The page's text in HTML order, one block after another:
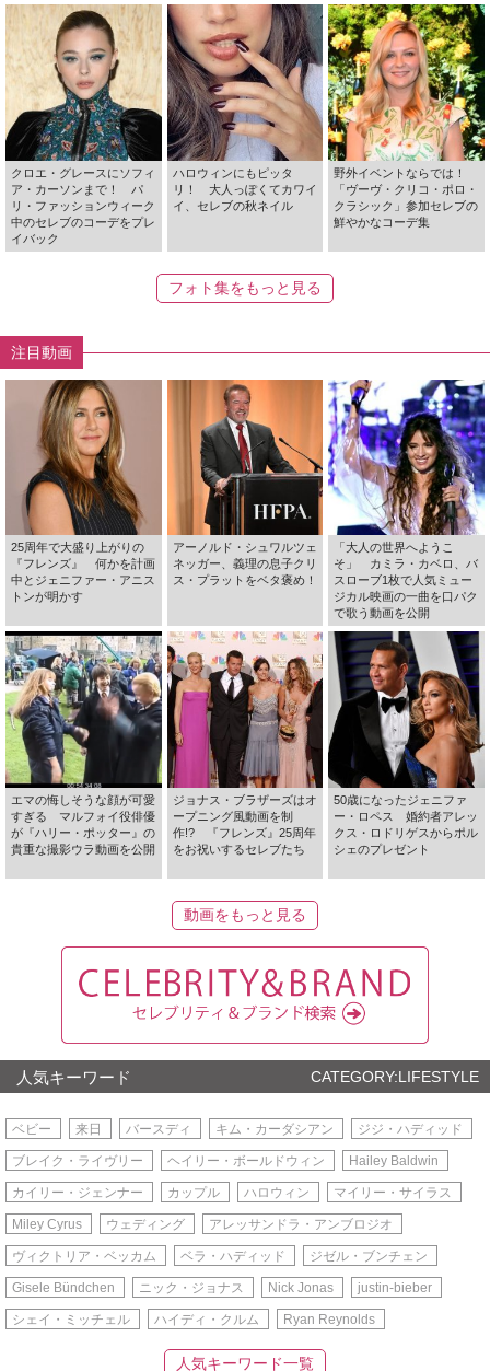
クロエ・グレースにソフィ
ア・カーソンまで！ パ
リ・ファッションウィーク
中のセレブのコーデをプレ
イバック
ハロウィンにもピッタ
リ！ 大人っぽくてカワイ
イ、セレブの秋ネイル
野外イベントならでは！
「ヴーヴ・クリコ・ポロ・
クラシック」参加セレブの
鮮やかなコーデ集
フォト集をもっと見る
注目動画
25周年で大盛り上がりの
『フレンズ』 何かを計画
中とジェニファー・アニス
トンが明かす
アーノルド・シュワルツェ
ネッガー、義理の息子クリ
ス・プラットをベタ褒め！
「大人の世界へようこ
そ」 カミラ・カベロ、バ
スローブ1枚で人気ミュー
ジカル映画の一曲を口パク
で歌う動画を公開
エマの悔しそうな顔が可愛
すぎる マルフォイ役俳優
が『ハリー・ポッター』の
貴重な撮影ウラ動画を公開
ジョナス・ブラザーズはオ
ープニング風動画を制
作!? 『フレンズ』25周年
をお祝いするセレブたち
50歳になったジェニファ
ー・ロペス 婚約者アレッ
クス・ロドリゲスからポル
シェのプレゼント
動画をもっと見る
人気キーワード CATEGORY:LIFESTYLE
ベビー 来日 バースディ キム・カーダシアン ジジ・ハディッド
ブレイク・ライヴリー ヘイリー・ボールドウィン Hailey Baldwin
カイリー・ジェンナー カップル ハロウィン マイリー・サイラス
Miley Cyrus ウェディング アレッサンドラ・アンブロジオ
ヴィクトリア・ベッカム ベラ・ハディッド ジゼル・ブンチェン
Gisele Bündchen ニック・ジョナス Nick Jonas justin-bieber
シェイ・ミッチェル ハイディ・クルム Ryan Reynolds
人気キーワード一覧